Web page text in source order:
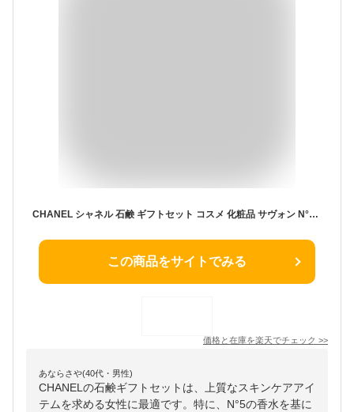
CHANEL シャネル 石鹸 ギフトセット コスメ 化粧品 サヴォン N°5 ナンバーファイブ 香水 ローオードゥトワレット せっけん 石けん ソープ バスグッズ スキンケア ローズ レディース ブランド クリスマスプレゼント おしゃれ 新品 正規品 女性 誕生日
この商品をサイトでみる
価格と在庫を楽天でチェック >>
あならさや(40代・男性)
CHANELの石鹸ギフトセットは、上質なスキンケアアイ
テムを求める女性に最適です。特に、N°5の香水を基に